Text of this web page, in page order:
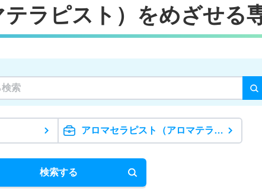
ラピスト）をめざせる
アロマセラピスト（アロマテラ…
検索する